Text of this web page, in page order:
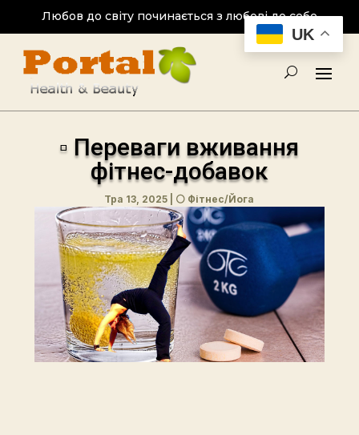
Любов до світу починається з любові до себе
▫ Переваги вживання
фітнес-добавок
Тра 13, 2025 ⚪ Фітнес/Йога
UK